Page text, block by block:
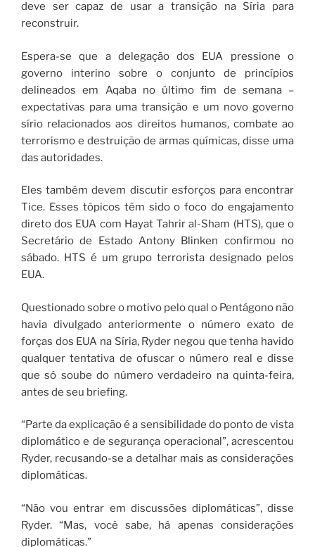
deve ser capaz de usar a transição na Síria para
reconstruir.
Espera-se que a delegação dos EUA pressione o
governo interino sobre o conjunto de princípios
delineados em Aqaba no último fim de semana –
expectativas para uma transição e um novo governo
sírio relacionados aos direitos humanos, combate ao
terrorismo e destruição de armas químicas, disse uma
das autoridades.
Eles também devem discutir esforços para encontrar
Tice. Esses tópicos têm sido o foco do engajamento
direto dos EUA com Hayat Tahrir al-Sham (HTS), que o
Secretário de Estado Antony Blinken confirmou no
sábado. HTS é um grupo terrorista designado pelos
EUA.
Questionado sobre o motivo pelo qual o Pentágono não
havia divulgado anteriormente o número exato de
forças dos EUA na Síria, Ryder negou que tenha havido
qualquer tentativa de ofuscar o número real e disse
que só soube do número verdadeiro na quinta-feira,
antes de seu briefing.
“Parte da explicação é a sensibilidade do ponto de vista
diplomático e de segurança operacional”, acrescentou
Ryder, recusando-se a detalhar mais as considerações
diplomáticas.
“Não vou entrar em discussões diplomáticas”, disse
Ryder. “Mas, você sabe, há apenas considerações
diplomáticas.”